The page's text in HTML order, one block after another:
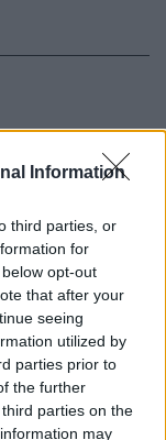
Information
third parties, or
for
opt-out
that after your
seeing
utilized by
parties prior to
the further
parties on the
may
00:00
χωρίς να
23:00
το πρώτο